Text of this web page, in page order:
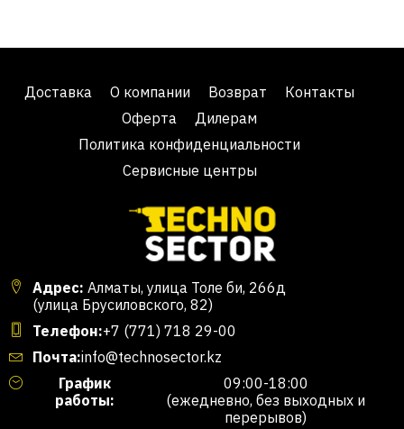
Доставка О компании Возврат
Контакты
Оферта
Дилерам
Политика конфиденциальности
Сервисные центры
Адрес: Алматы, улица Толе би, 266д
(улица Брусиловского, 82)
Телефон:+7 (771) 718 29-00
Почта:info@technosector.kz
График
работы:
09:00-18:00
(ежедневно, без выходных и
перерывов)